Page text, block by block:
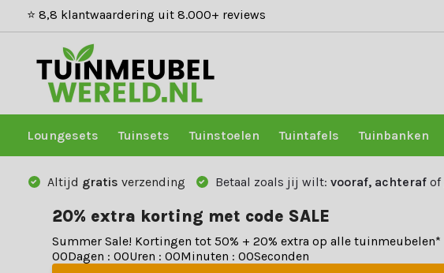
⭐ 8,8 klantwaardering uit 8.000+ reviews
Loungesets Tuinsets Tuinstoelen Tuintafels Tuinbanken
Altijd gratis verzending Betaal zoals jij wilt: vooraf, achteraf of
20% extra korting met code SALE
Summer Sale! Kortingen tot 50% + 20% extra op alle tuinmeubelen*
00Dagen : 00Uren : 00Minuten : 00Seconden